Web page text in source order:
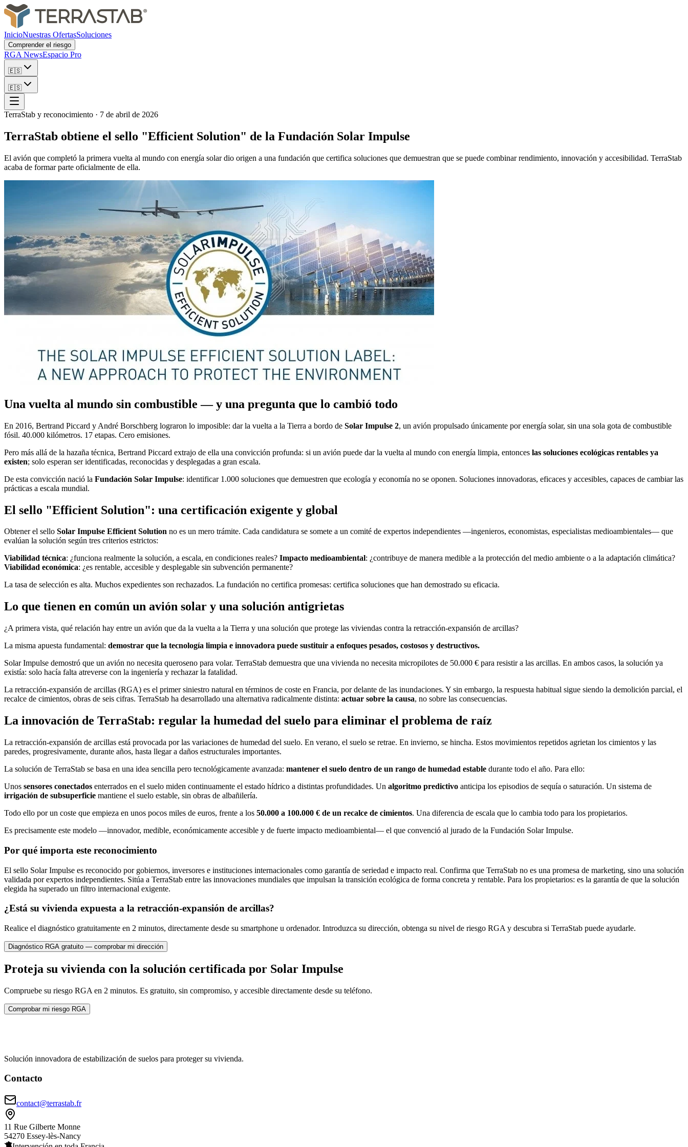
InicioNuestras OfertasSoluciones
Comprender el riesgo
RGA NewsEspacio Pro
🇪🇸
🇪🇸
TerraStab y reconocimiento · 7 de abril de 2026
TerraStab obtiene el sello "Efficient Solution" de la Fundación Solar Impulse
El avión que completó la primera vuelta al mundo con energía solar dio origen a una fundación que certifica soluciones que demuestran que se puede combinar rendimiento, innovación y accesibilidad. TerraStab
acaba de formar parte oficialmente de ella.
Una vuelta al mundo sin combustible — y una pregunta que lo cambió todo
En 2016, Bertrand Piccard y André Borschberg lograron lo imposible: dar la vuelta a la Tierra a bordo de Solar Impulse 2, un avión propulsado únicamente por energía solar, sin una sola gota de combustible
fósil. 40.000 kilómetros. 17 etapas. Cero emisiones.
Pero más allá de la hazaña técnica, Bertrand Piccard extrajo de ella una convicción profunda: si un avión puede dar la vuelta al mundo con energía limpia, entonces las soluciones ecológicas rentables ya
existen; solo esperan ser identificadas, reconocidas y desplegadas a gran escala.
De esta convicción nació la Fundación Solar Impulse: identificar 1.000 soluciones que demuestren que ecología y economía no se oponen. Soluciones innovadoras, eficaces y accesibles, capaces de cambiar las
prácticas a escala mundial.
El sello "Efficient Solution": una certificación exigente y global
Obtener el sello Solar Impulse Efficient Solution no es un mero trámite. Cada candidatura se somete a un comité de expertos independientes —ingenieros, economistas, especialistas medioambientales— que
evalúan la solución según tres criterios estrictos:
Viabilidad técnica: ¿funciona realmente la solución, a escala, en condiciones reales? Impacto medioambiental: ¿contribuye de manera medible a la protección del medio ambiente o a la adaptación climática?
Viabilidad económica: ¿es rentable, accesible y desplegable sin subvención permanente?
La tasa de selección es alta. Muchos expedientes son rechazados. La fundación no certifica promesas: certifica soluciones que han demostrado su eficacia.
Lo que tienen en común un avión solar y una solución antigrietas
¿A primera vista, qué relación hay entre un avión que da la vuelta a la Tierra y una solución que protege las viviendas contra la retracción-expansión de arcillas?
La misma apuesta fundamental: demostrar que la tecnología limpia e innovadora puede sustituir a enfoques pesados, costosos y destructivos.
Solar Impulse demostró que un avión no necesita queroseno para volar. TerraStab demuestra que una vivienda no necesita micropilotes de 50.000 € para resistir a las arcillas. En ambos casos, la solución ya
existía: solo hacía falta atreverse con la ingeniería y rechazar la fatalidad.
La retracción-expansión de arcillas (RGA) es el primer siniestro natural en términos de coste en Francia, por delante de las inundaciones. Y sin embargo, la respuesta habitual sigue siendo la demolición parcial, el
recalce de cimientos, obras de seis cifras. TerraStab ha desarrollado una alternativa radicalmente distinta: actuar sobre la causa, no sobre las consecuencias.
La innovación de TerraStab: regular la humedad del suelo para eliminar el problema de raíz
La retracción-expansión de arcillas está provocada por las variaciones de humedad del suelo. En verano, el suelo se retrae. En invierno, se hincha. Estos movimientos repetidos agrietan los cimientos y las
paredes, progresivamente, durante años, hasta llegar a daños estructurales importantes.
La solución de TerraStab se basa en una idea sencilla pero tecnológicamente avanzada: mantener el suelo dentro de un rango de humedad estable durante todo el año. Para ello:
Unos sensores conectados enterrados en el suelo miden continuamente el estado hídrico a distintas profundidades. Un algoritmo predictivo anticipa los episodios de sequía o saturación. Un sistema de
irrigación de subsuperficie mantiene el suelo estable, sin obras de albañilería.
Todo ello por un coste que empieza en unos pocos miles de euros, frente a los 50.000 a 100.000 € de un recalce de cimientos. Una diferencia de escala que lo cambia todo para los propietarios.
Es precisamente este modelo —innovador, medible, económicamente accesible y de fuerte impacto medioambiental— el que convenció al jurado de la Fundación Solar Impulse.
Por qué importa este reconocimiento
El sello Solar Impulse es reconocido por gobiernos, inversores e instituciones internacionales como garantía de seriedad e impacto real. Confirma que TerraStab no es una promesa de marketing, sino una solución
validada por expertos independientes. Sitúa a TerraStab entre las innovaciones mundiales que impulsan la transición ecológica de forma concreta y rentable. Para los propietarios: es la garantía de que la solución
elegida ha superado un filtro internacional exigente.
¿Está su vivienda expuesta a la retracción-expansión de arcillas?
Realice el diagnóstico gratuitamente en 2 minutos, directamente desde su smartphone u ordenador. Introduzca su dirección, obtenga su nivel de riesgo RGA y descubra si TerraStab puede ayudarle.
Diagnóstico RGA gratuito — comprobar mi dirección
Proteja su vivienda con la solución certificada por Solar Impulse
Compruebe su riesgo RGA en 2 minutos. Es gratuito, sin compromiso, y accesible directamente desde su teléfono.
Comprobar mi riesgo RGA
Solución innovadora de estabilización de suelos para proteger su vivienda.
Contacto
contact@terrastab.fr
11 Rue Gilberte Monne
54270 Essey-lès-Nancy